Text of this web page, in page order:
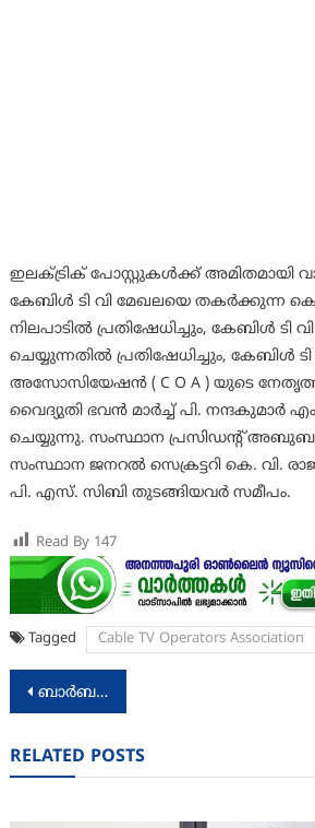
ഇലക്ട്രിക് പോസ്റ്റുകൾക്ക് അമിതമായി
കേബിൾ ടി വി മേഖലയെ തകർക്കുന്ന
നിലപാടിൽ പ്രതിഷേധിച്ചും, കേബിൾ
ചെയ്യുന്നതിൽ പ്രതിഷേധിച്ചും, കേബിൾ ടി
അസോസിയേഷൻ ( C O A ) യുടെ
വൈദ്യുതി ഭവൻ മാർച്ച് പി. നന്ദകുമാർ
ചെയ്യുന്നു. സംസ്ഥാന പ്രസിഡൻ്റ്
സംസ്ഥാന ജനറൽ സെക്രട്ടറി കെ. വി.
പി. എസ്. സിബി തുടങ്ങിയവർ സമീപം.
Read By 147
Tagged Cable TV Operators Association
Post
ബാർബർഷോപ്പ് നവീകരണ ധനസഹായത്തിന് അപേക്ഷിക്കാം
RELATED POSTS